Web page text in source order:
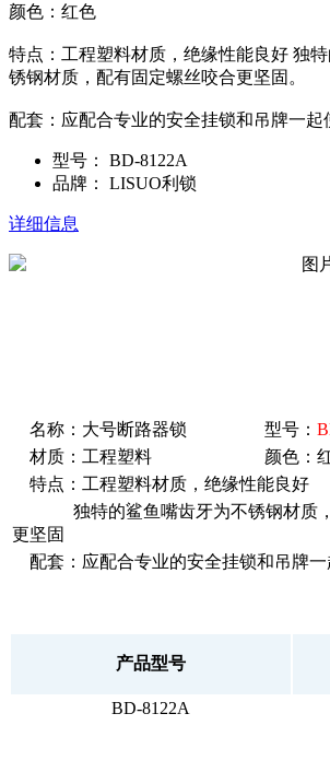
颜色：红色
特点：工程塑料材质，绝缘性能良好 独
锈钢材质，配有固定螺丝咬合更坚固。
配套：应配合专业的安全挂锁和吊牌一起
型号：
BD-8122A
品牌：
LISUO利锁
详细信息
名称：大号断路器锁 型号：
材质：工程塑料
颜色：
特点：工程塑料材质，绝缘性能良好
独特的鲨鱼嘴齿牙为不锈钢材质，
更坚固
配套：应配合专业的安全挂锁和吊牌一
产品型号
BD-8122A